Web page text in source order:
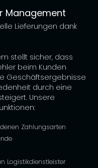
Management
Lieferungen dank
stellt sicher, dass
beim Kunden
Geschäftsergebnisse
durch eine
Unsere
Zahlungsarten
Logistikdienstleister